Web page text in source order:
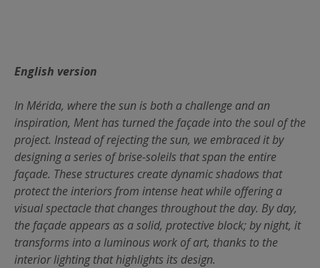
English version
In Mérida, where the sun is both a challenge and an
inspiration, Ment has turned the façade into the soul of the
project. Instead of rejecting the sun, we embraced it by
designing a series of brise-soleils that span the entire
façade. These structures create dynamic shadows that
protect the interiors from intense heat while offering a
visual spectacle that changes throughout the day. By day,
the façade appears as a solid, protective block; by night, it
transforms into a luminous work of art, thanks to the
interior lighting that highlights its design.